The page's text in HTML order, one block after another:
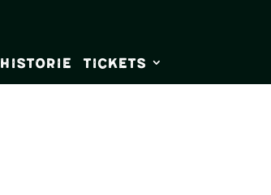
Historie Tickets